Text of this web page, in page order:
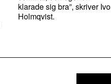
klarade sig bra”, skriver Ivo
Holmqvist.